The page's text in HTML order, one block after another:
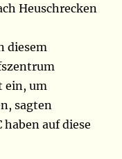
Heuschrecken
diesem
ein, um
sagten
haben auf diese